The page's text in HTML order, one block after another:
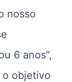
nosso
6 anos”,
o objetivo